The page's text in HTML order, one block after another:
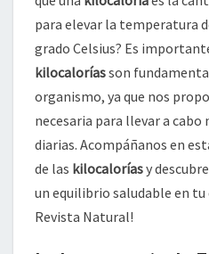
para elevar la temperatura
grado Celsius? Es
kilocaloríasson
organismo, ya que nos
necesaria para llevar a cabo
diarias. Acompáñanos en
de las kilocaloríasy
un equilibrio saludable en tu
Revista Natural!